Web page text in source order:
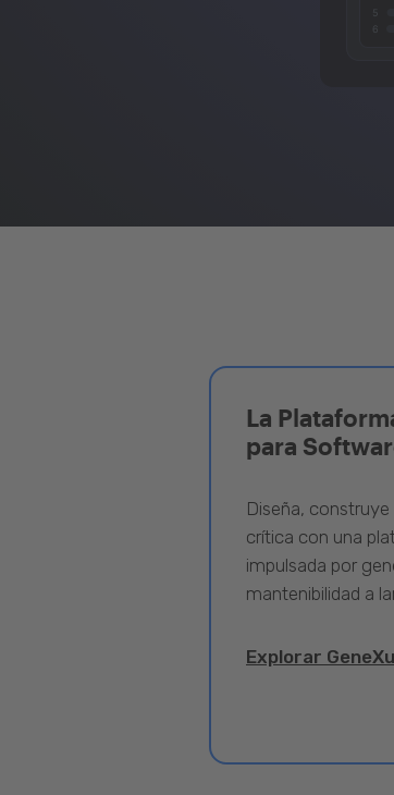
La
para
Diseña,
crítica con una
impulsada por
mantenibilidad a
Explorar